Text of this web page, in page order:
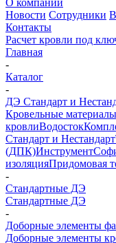
О компании
Новости Сотрудники
Контакты
Расчет кровли под
Главная
-
Каталог
-
ДЭ Стандарт и
Кровельные материалы
кровлиВодосток
Стандарт и Нестандарт
(ДПК)Инструмент
изоляцияПридомовая
-
Стандартные ДЭ
Стандартные ДЭ
-
Доборные элементы
Доборные элементы